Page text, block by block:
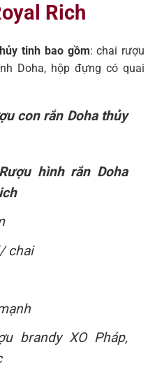
Rich
tinh bao gồm: chai rượu
Doha, hộp đựng có quai
con rắn Doha thủy
Rượu hình rắn Doha
chai
brandy XO Pháp,